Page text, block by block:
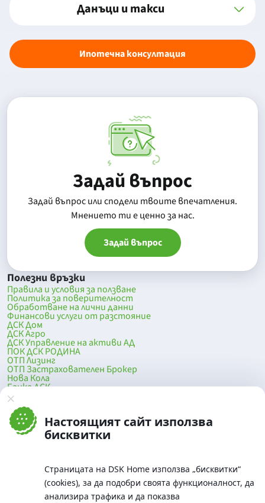
Настоящият сайт използва
бисквитки
Страницата на DSK Home използва „бисквитки“
(cookies), за да подобри своята функционалност, да
анализира трафика и да показва
Данъци и такси
Ипотечна консултация
Задай въпрос
Задай въпрос или сподели твоите впечатления.
Mнението ти е ценно за нас.
Задай въпрос
Полезни връзки
Правила и условия за ползване
Политика за поверителност
Обработване на лични данни
Финансови услуги от разстояние
ДСК Дом
ДСК Агро
ДСК Управление на активи АД
ПОК ДСК РОДИНА
ОТП Лизинг
ОТП Застрахователен Брокер
Нова Кола
Банка ДСК
DSK Mobile
Оферти за продажба от Банка ДСК
Клонова мрежа и банкомати
До началото на страницата